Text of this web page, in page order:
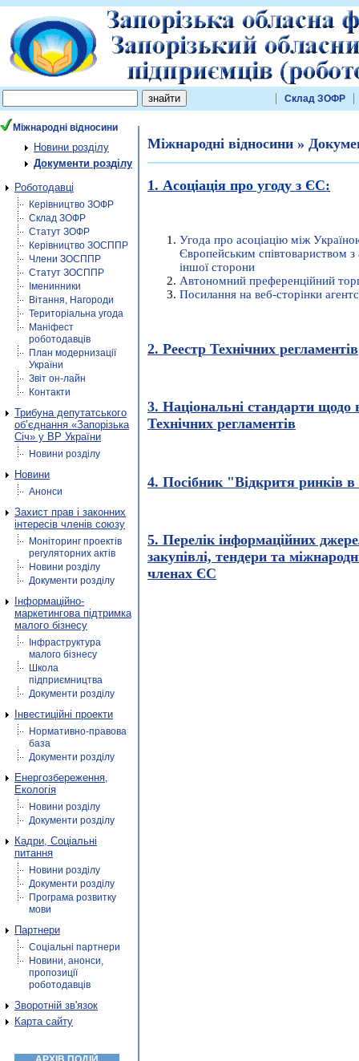
Склад ЗОФР
Міжнародні відносини
Новини розділу
Документи розділу
Роботодавці
Керівництво ЗОФР
Склад ЗОФР
Статут ЗОФР
Керівництво ЗОСППР
Члени ЗОСППР
Статут ЗОСППР
Іменинники
Вітання, Нагороди
Територіальна угода
Маніфест
роботодавців
План модернизації
України
Звіт он-лайн
Контакти
Трибуна депутатського
об’єднання «Запорізька
Січ» у ВР України
Новини розділу
Новини
Анонси
Захист прав і законних
інтересів членів союзу
Моніторинг проектів
регуляторних актів
Новини розділу
Документи розділу
Інформаційно-
маркетингова підтримка
малого бізнесу
Інфраструктура
малого бізнесу
Школа
підприємництва
Документи розділу
Інвестиційні проекти
Нормативно-правова
база
Документи розділу
Енергозбереження,
Екологія
Новини розділу
Документи розділу
Кадри, Соціальні
питання
Новини розділу
Документи розділу
Програма розвитку
мови
Партнери
Соціальні партнери
Новини, анонси,
пропозиції
роботодавців
Зворотній зв'язок
Карта сайту
Міжнародні відносини »
1. Асоціація про угоду з ЄС:
Угода про асоціацію між
Європейським співтовариством з
іншої сторони
Автономний преференційний
Посилання на веб-сторінки
2. Реестр Технічних регламентів
3. Національні стандарти щодо
Технічних регламентів
4. Посібник "Відкритя ринків
5. Перелік інформаційних
закупівлі, тендери та
членах ЄС